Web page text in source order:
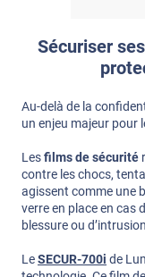
Sécuriser
Au-delà de la
un enjeu majeur pour
Lesfilms de sécurité
contre les chocs,
agissent comme une
verre en place en cas
blessure ou
LeSECUR-700i de